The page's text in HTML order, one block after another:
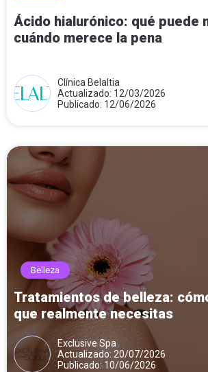
Ácido hialurónico: qué puede
cuándo merece la pena
Clínica Belaltia
Actualizado: 12/03/2026
Publicado: 12/06/2026
Belleza
Tratamientos de belleza:
que realmente necesitas
Exclusive Spa
Actualizado: 20/07/2026
Publicado: 10/06/2026